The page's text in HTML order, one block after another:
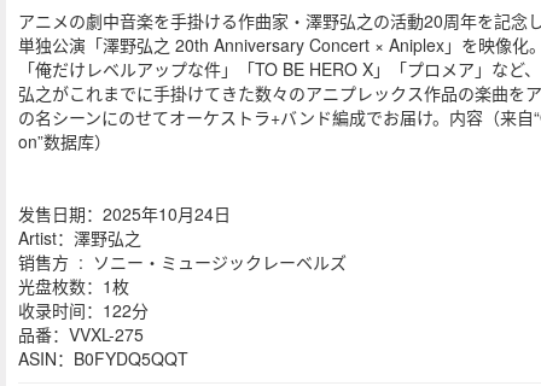
アニメの劇中音楽を手掛ける作曲家・澤野弘之の活動20周年を記念
単独公演「澤野弘之 20th Anniversary Concert × Aniplex」を映像化
「俺だけレベルアップな件」「TO BE HERO X」「プロメア」など
弘之がこれまでに手掛けてきた数々のアニプレックス作品の楽曲を
の名シーンにのせてオーケストラ+バンド編成でお届け。内容（来自
on”数据库）
发售日期：2025年10月24日
Artist：澤野弘之
销售方 ‏ : ‎ ソニー・ミュージックレーベルズ
光盘枚数：1枚
收录时间：122分
品番：VVXL-275
ASIN：B0FYDQ5QQT